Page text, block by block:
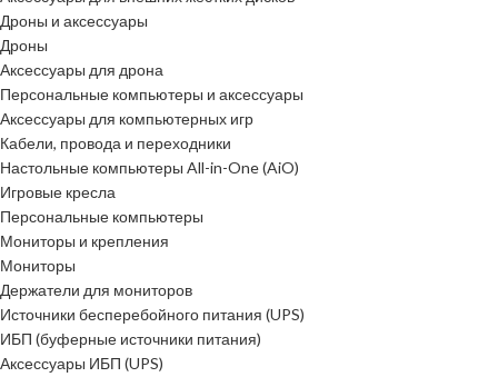
Дроны и аксессуары
Дроны
Аксессуары для дрона
Персональные компьютеры и аксессуары
Аксессуары для компьютерных игр
Кабели, провода и переходники
Настольные компьютеры All-in-One (AiO)
Игровые кресла
Персональные компьютеры
Мониторы и крепления
Мониторы
Держатели для мониторов
Источники бесперебойного питания (UPS)
ИБП (буферные источники питания)
Аксессуары ИБП (UPS)